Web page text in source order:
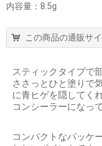
内容量：8.5g
この商品の通販サ
スティックタイプで
ささっとひと塗りで
に青ヒゲを隠してく
コンシーラーになっ
コンパクトなパッケ